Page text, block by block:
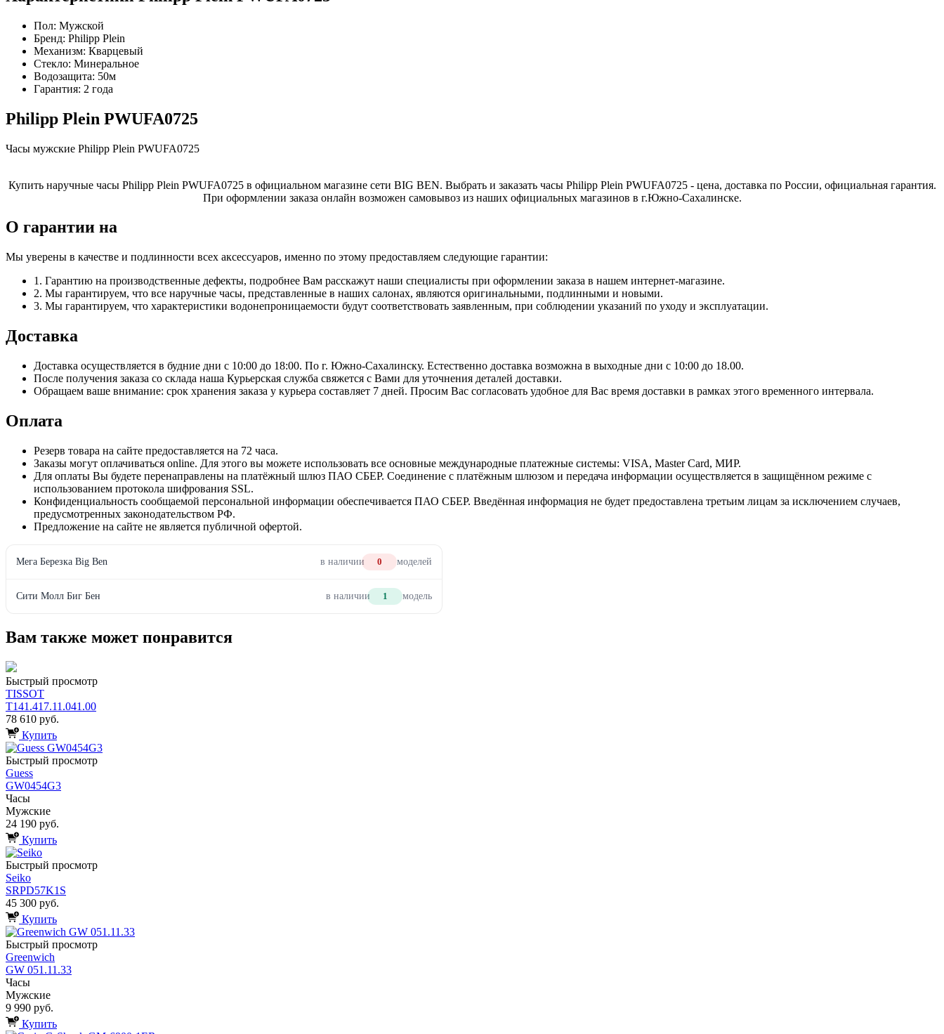
Пол: Мужской
Бренд: Philipp Plein
Механизм: Кварцевый
Стекло: Минеральное
Водозащита: 50м
Гарантия: 2 года
Philipp Plein PWUFA0725
Часы мужские Philipp Plein PWUFA0725
Купить наручные часы Philipp Plein PWUFA0725 в официальном магазине сети BIG BEN. Выбрать и заказать часы Philipp Plein PWUFA0725 - цена, доставка по России, официальная гарантия.
При оформлении заказа онлайн возможен самовывоз из наших официальных магазинов в г.Южно-Сахалинске.
О гарантии на
Мы уверены в качестве и подлинности всех аксессуаров, именно по этому предоставляем следующие гарантии:
1. Гарантию на производственные дефекты, подробнее Вам расскажут наши специалисты при оформлении заказа в нашем интернет-магазине.
2. Мы гарантируем, что все наручные часы, представленные в наших салонах, являются оригинальными, подлинными и новыми.
3. Мы гарантируем, что характеристики водонепроницаемости будут соответствовать заявленным, при соблюдении указаний по уходу и эксплуатации.
Доставка
Доставка осуществляется в будние дни с 10:00 до 18:00. По г. Южно-Сахалинску. Естественно доставка возможна в выходные дни с 10:00 до 18.00.
После получения заказа со склада наша Курьерская служба свяжется с Вами для уточнения деталей доставки.
Обращаем ваше внимание: срок хранения заказа у курьера составляет 7 дней. Просим Вас согласовать удобное для Вас время доставки в рамках этого временного интервала.
Оплата
Резерв товара на сайте предоставляется на 72 часа.
Заказы могут оплачиваться online. Для этого вы можете использовать все основные международные платежные системы: VISA, Master Card, МИР.
Для оплаты Вы будете перенаправлены на платёжный шлюз ПАО СБЕР. Соединение с платёжным шлюзом и передача информации осуществляется в защищённом режиме с
использованием протокола шифрования SSL.
Конфиденциальность сообщаемой персональной информации обеспечивается ПАО СБЕР. Введённая информация не будет предоставлена третьим лицам за исключением случаев,
предусмотренных законодательством РФ.
Предложение на сайте не является публичной офертой.
Мега Березка Big Ben в наличии 0 моделей
Сити Молл Биг Бен в наличии 1 модель
Вам также может понравится
Быстрый просмотр
TISSOT
T141.417.11.041.00
78 610 руб.
Купить
Быстрый просмотр
Guess
GW0454G3
Часы
Мужские
24 190 руб.
Купить
Быстрый просмотр
Seiko
SRPD57K1S
45 300 руб.
Купить
Быстрый просмотр
Greenwich
GW 051.11.33
Часы
Мужские
9 990 руб.
Купить